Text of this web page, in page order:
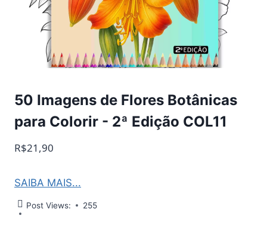
50 Imagens de Flores Botânicas
para Colorir - 2ª Edição COL11
R$21,90
SAIBA MAIS...
Post Views: 255